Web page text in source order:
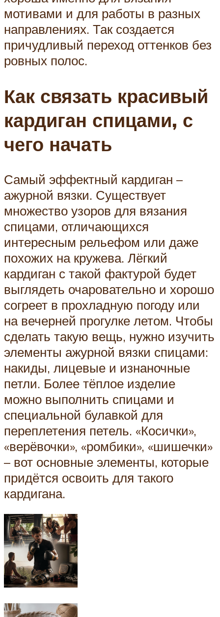
мотивами и для работы в разных
направлениях. Так создается
причудливый переход оттенков без
ровных полос.
Как связать красивый
кардиган спицами, с
чего начать
Самый эффектный кардиган –
ажурной вязки. Существует
множество узоров для вязания
спицами, отличающихся
интересным рельефом или даже
похожих на кружева. Лёгкий
кардиган с такой фактурой будет
выглядеть очаровательно и хорошо
согреет в прохладную погоду или
на вечерней прогулке летом. Чтобы
сделать такую вещь, нужно изучить
элементы ажурной вязки спицами:
накиды, лицевые и изнаночные
петли. Более тёплое изделие
можно выполнить спицами и
специальной булавкой для
переплетения петель. «Косички»,
«верёвочки», «ромбики», «шишечки»
– вот основные элементы, которые
придётся освоить для такого
кардигана.